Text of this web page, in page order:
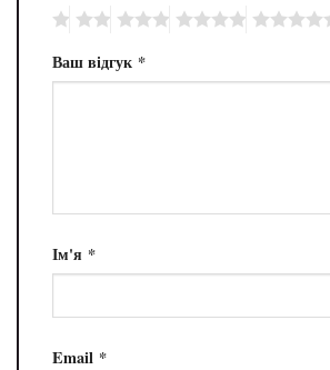
Ваш відгук *
Ім'я *
Email *